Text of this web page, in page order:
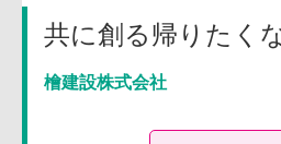
共に創る帰りたく
檜建設株式会社